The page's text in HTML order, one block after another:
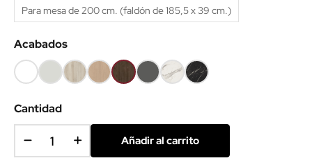
Para mesa de 200 cm. (faldón de 185,5 x 39 cm.)
Acabados
Blanco
68
Gris
61
Haya
52
Roble
60
Castaño
53
Gris
grafito
Mármol
blanco
Mármol
negro
Cantidad
Añadir al carrito